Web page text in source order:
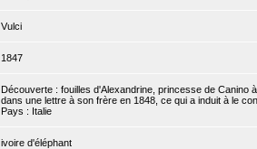
Vulci
1847
Découverte : fouilles d'Alexandrine, princesse de Canino
dans une lettre à son frère en 1848, ce qui a induit à le
Pays : Italie
ivoire d'éléphant